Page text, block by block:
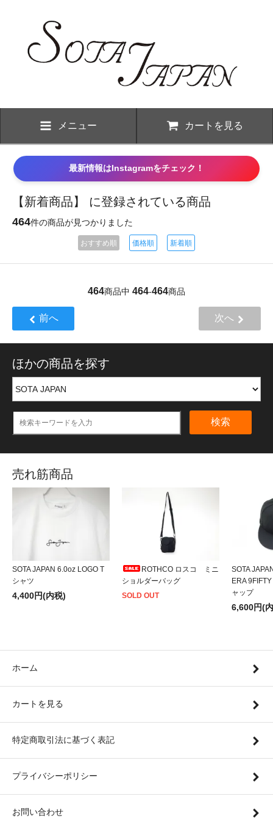
メニュー カートを見る
最新情報はInstagramをチェック！
【新着商品】 に登録されている商品
464件の商品が見つかりました
おすすめ順 価格順 新着順
464商品中 464-464商品
前へ 次へ
ほかの商品を探す
検索
売れ筋商品
SOTA JAPAN 6.0oz LOGO T
シャツ
4,400円(内税)
ROTHCO ロスコ ミニ
ショルダーバッグ
SOLD OUT
SOTA
ERA
ャップ
6,600円(
ホーム
カートを見る
特定商取引法に基づく表記
プライバシーポリシー
お問い合わせ